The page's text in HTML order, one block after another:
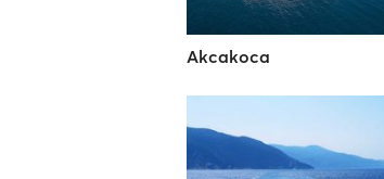
Akcakoca